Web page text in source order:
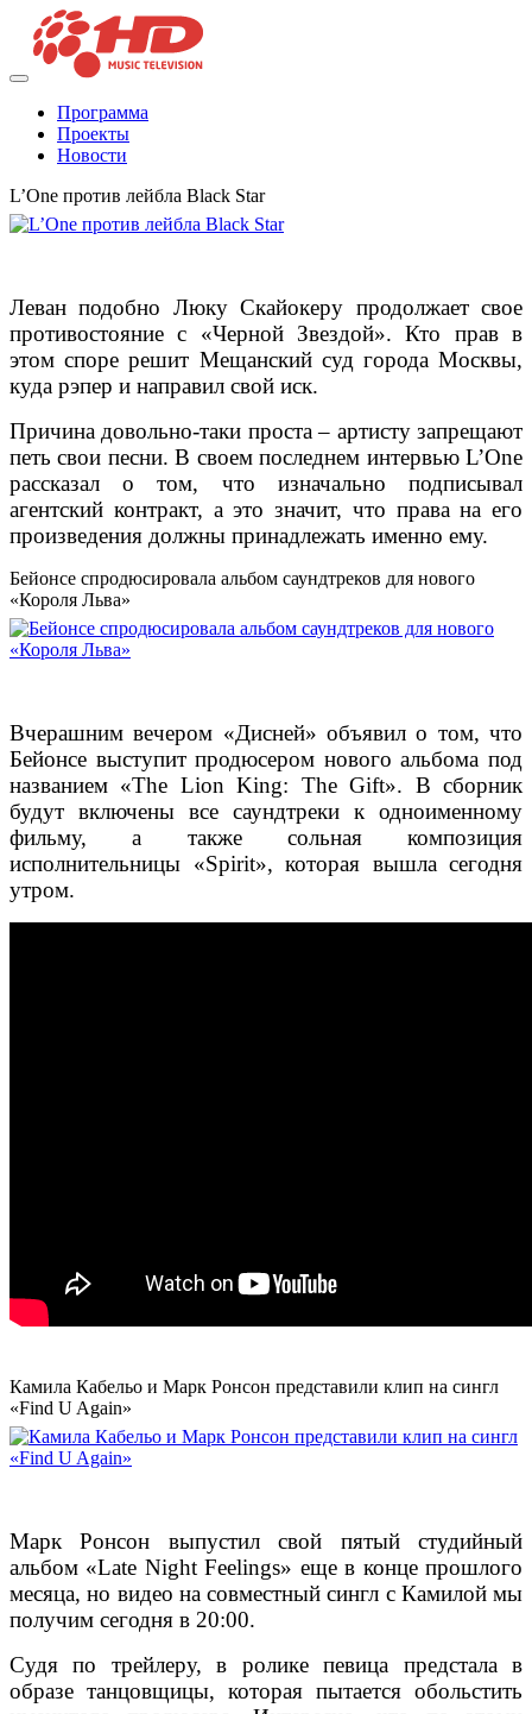
Программа
Проекты
Новости
L’One против лейбла Black Star
Леван подобно Люку Скайокеру продолжает свое
противостояние с «Черной Звездой». Кто прав в
этом споре решит Мещанский суд города Москвы,
куда рэпер и направил свой иск.
Причина довольно-таки проста – артисту запрещают
петь свои песни. В своем последнем интервью L’One
рассказал о том, что изначально подписывал
агентский контракт, а это значит, что права на его
произведения должны принадлежать именно ему.
Бейонсе спродюсировала альбом саундтреков для нового
«Короля Льва»
Вчерашним вечером «Дисней» объявил о том, что
Бейонсе выступит продюсером нового альбома под
названием «The Lion King: The Gift». В сборник
будут включены все саундтреки к одноименному
фильму, а также сольная композиция
исполнительницы «Spirit», которая вышла сегодня
утром.
Камила Кабельо и Марк Ронсон представили клип на сингл
«Find U Again»
Марк Ронсон выпустил свой пятый студийный
альбом «Late Night Feelings» еще в конце прошлого
месяца, но видео на совместный сингл с Камилой мы
получим сегодня в 20:00.
Судя по трейлеру, в ролике певица предстала в
образе танцовщицы, которая пытается обольстить